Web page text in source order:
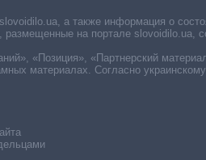
а также информация о
на портале slovoidilo.ua,
«Позиция», «Партнерский
материалах. Согласно